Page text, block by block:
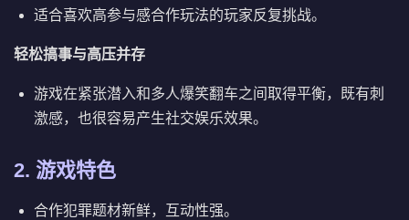
适合喜欢高参与感合作玩法的玩家反复挑战。
轻松搞事与高压并存
游戏在紧张潜入和多人爆笑翻车之间取得平衡，既有刺
激感，也很容易产生社交娱乐效果。
2. 游戏特色
合作犯罪题材新鲜，互动性强。